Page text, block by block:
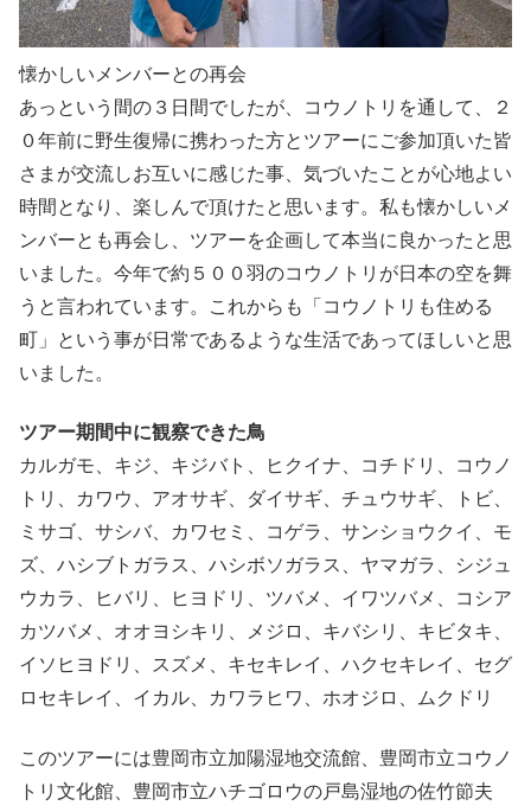
懐かしいメンバーとの再会
あっという間の３日間でしたが、コウノトリを通して、２
０年前に野生復帰に携わった方とツアーにご参加頂いた皆
さまが交流しお互いに感じた事、気づいたことが心地よい
時間となり、楽しんで頂けたと思います。私も懐かしいメ
ンバーとも再会し、ツアーを企画して本当に良かったと思
いました。今年で約５００羽のコウノトリが日本の空を舞
うと言われています。これからも「コウノトリも住める
町」という事が日常であるような生活であってほしいと思
いました。
ツアー期間中に観察できた鳥
カルガモ、キジ、キジバト、ヒクイナ、コチドリ、コウノ
トリ、カワウ、アオサギ、ダイサギ、チュウサギ、トビ、
ミサゴ、サシバ、カワセミ、コゲラ、サンショウクイ、モ
ズ、ハシブトガラス、ハシボソガラス、ヤマガラ、シジュ
ウカラ、ヒバリ、ヒヨドリ、ツバメ、イワツバメ、コシア
カツバメ、オオヨシキリ、メジロ、キバシリ、キビタキ、
イソヒヨドリ、スズメ、キセキレイ、ハクセキレイ、セグ
ロセキレイ、イカル、カワラヒワ、ホオジロ、ムクドリ
このツアーには豊岡市立加陽湿地交流館、豊岡市立コウノ
トリ文化館、豊岡市立ハチゴロウの戸島湿地の佐竹節夫